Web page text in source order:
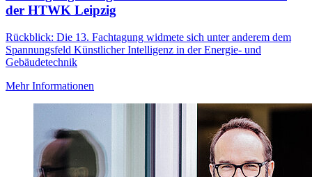
der HTWK Leipzig
Rückblick: Die 13. Fachtagung widmete sich unter anderem dem
Spannungsfeld Künstlicher Intelligenz in der Energie- und
Gebäudetechnik
Mehr Informationen